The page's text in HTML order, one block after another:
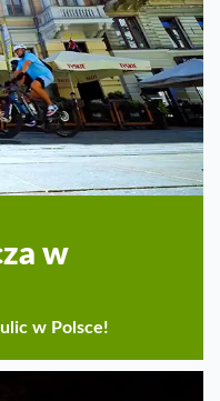
w
w Polsce!